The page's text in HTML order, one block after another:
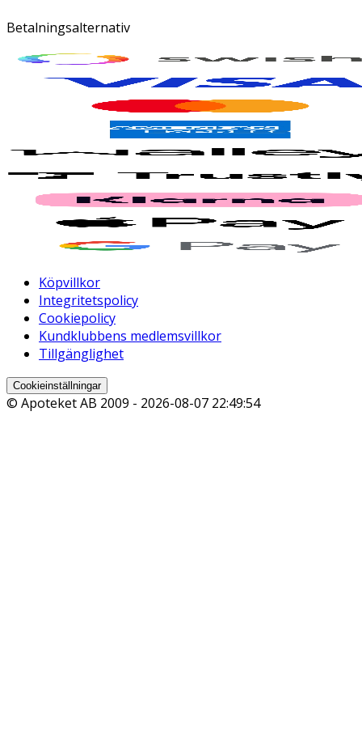
Betalningsalternativ
Köpvillkor
Integritetspolicy
Cookiepolicy
Kundklubbens medlemsvillkor
Tillgänglighet
Cookieinställningar
© Apoteket AB 2009 - 2026-08-07 22:49:54